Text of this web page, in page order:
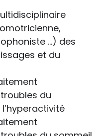
…) des
et du
du